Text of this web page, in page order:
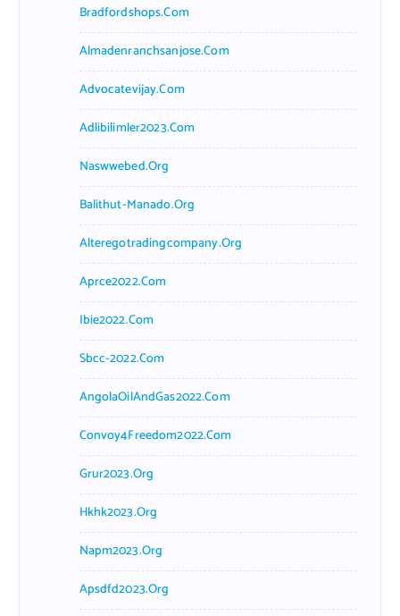
Bradfordshops.com
Almadenranchsanjose.com
Advocatevijay.com
Adlibilimler2023.com
Naswwebed.org
Balithut-Manado.org
Alteregotradingcompany.org
Aprce2022.com
Ibie2022.com
Sbcc-2022.com
AngolaOilAndGas2022.com
Convoy4Freedom2022.com
Grur2023.org
Hkhk2023.org
Napm2023.org
Apsdfd2023.org